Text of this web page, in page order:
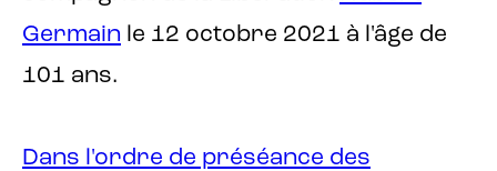
Germain le 12 octobre 2021 à l'âge de
101 ans.
Dans l'ordre de préséance des